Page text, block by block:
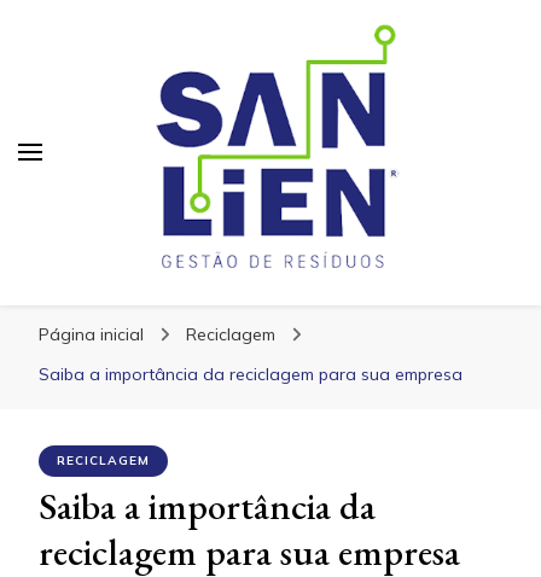
San Lien
Página inicial
Reciclagem
Saiba a importância da reciclagem para sua empresa
RECICLAGEM
Saiba a importância da
reciclagem para sua empresa